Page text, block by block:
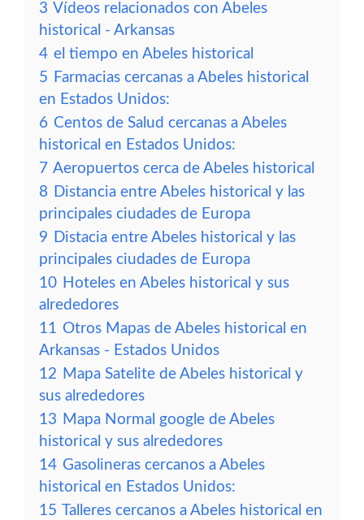
3 Vídeos relacionados con Abeles
historical - Arkansas
4 el tiempo en Abeles historical
5 Farmacias cercanas a Abeles historical
en Estados Unidos:
6 Centos de Salud cercanas a Abeles
historical en Estados Unidos:
7 Aeropuertos cerca de Abeles historical
8 Distancia entre Abeles historical y las
principales ciudades de Europa
9 Distacia entre Abeles historical y las
principales ciudades de Europa
10 Hoteles en Abeles historical y sus
alrededores
11 Otros Mapas de Abeles historical en
Arkansas - Estados Unidos
12 Mapa Satelite de Abeles historical y
sus alrededores
13 Mapa Normal google de Abeles
historical y sus alrededores
14 Gasolineras cercanos a Abeles
historical en Estados Unidos:
15 Talleres cercanos a Abeles historical en